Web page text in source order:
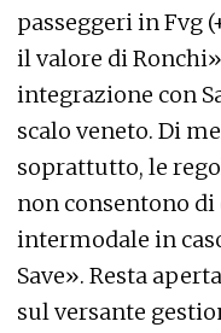
passeggeri in Fvg
il valore di
integrazione con
scalo veneto. Di
soprattutto, le
non consentono
intermodale in
Save». Resta
sul versante